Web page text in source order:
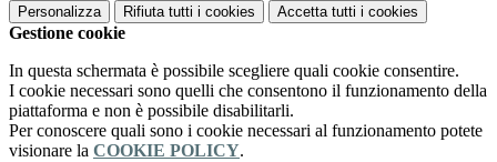
Personalizza Rifiuta tutti i cookies Accetta tutti i cookies
Gestione cookie
In questa schermata è possibile scegliere quali cookie consentire.
I cookie necessari sono quelli che consentono il funzionamento della
piattaforma e non è possibile disabilitarli.
Per conoscere quali sono i cookie necessari al funzionamento potete
visionare la COOKIE POLICY.